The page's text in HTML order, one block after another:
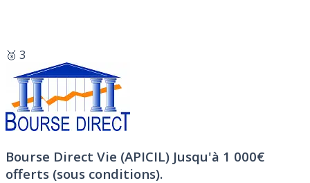
🥉 3
Bourse Direct Vie (APICIL) Jusqu'à 1 000€
offerts (sous conditions).